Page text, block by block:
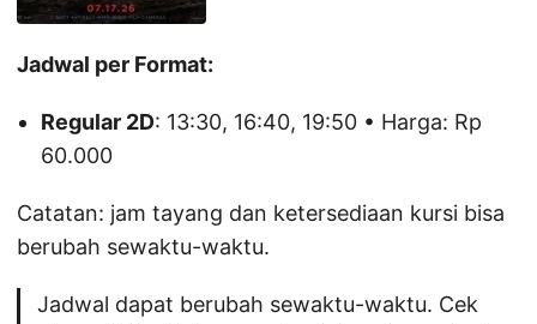
Jadwal per Format:
Regular 2D: 13:30, 16:40, 19:50 • Harga: Rp
60.000
Catatan: jam tayang dan ketersediaan kursi bisa
berubah sewaktu-waktu.
Jadwal dapat berubah sewaktu-waktu. Cek